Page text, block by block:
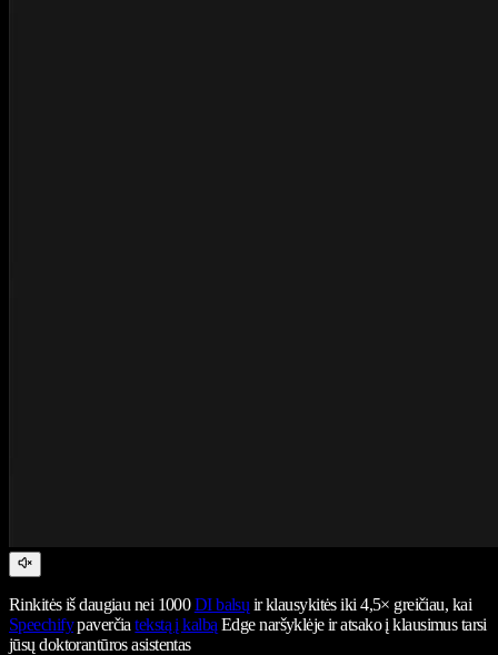
Rinkitės iš daugiau nei 1000DI balsų ir klausykitės iki 4,5× greičiau, kai
Speechifypaverčiatekstą į kalbą Edge naršyklėje ir atsako į klausimus tarsi
jūsų doktorantūros asistentas